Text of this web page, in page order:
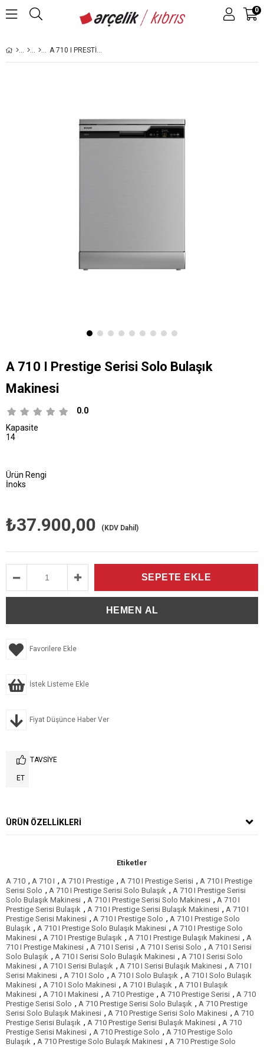
0
A 710 I PRESTIGE SERISI SOLO BULAŞIK MAKINESI
A 710 I Prestige Serisi Solo Bulaşık
Makinesi
0.0
Kapasite
14
Ürün Rengi
İnoks
₺37.900,00 (KDV Dahil)
Favorilere Ekle
İstek Listeme Ekle
Fiyat Düşünce Haber Ver
TAVSIYE
ET
ÜRÜN ÖZELLIKLERI
Etiketler
A 710 , A 710 I , A 710 I Prestige , A 710 I Prestige Serisi , A 710 I Prestige
Serisi Solo , A 710 I Prestige Serisi Solo Bulaşık , A 710 I Prestige Serisi
Solo Bulaşık Makinesi , A 710 I Prestige Serisi Solo Makinesi , A 710 I
Prestige Serisi Bulaşık , A 710 I Prestige Serisi Bulaşık Makinesi , A 710 I
Prestige Serisi Makinesi , A 710 I Prestige Solo , A 710 I Prestige Solo
Bulaşık , A 710 I Prestige Solo Bulaşık Makinesi , A 710 I Prestige Solo
Makinesi , A 710 I Prestige Bulaşık , A 710 I Prestige Bulaşık Makinesi , A
710 I Prestige Makinesi , A 710 I Serisi , A 710 I Serisi Solo , A 710 I Serisi
Solo Bulaşık , A 710 I Serisi Solo Bulaşık Makinesi , A 710 I Serisi Solo
Makinesi , A 710 I Serisi Bulaşık , A 710 I Serisi Bulaşık Makinesi , A 710 I
Serisi Makinesi , A 710 I Solo , A 710 I Solo Bulaşık , A 710 I Solo Bulaşık
Makinesi , A 710 I Solo Makinesi , A 710 I Bulaşık , A 710 I Bulaşık
Makinesi , A 710 I Makinesi , A 710 Prestige , A 710 Prestige Serisi , A 710
Prestige Serisi Solo , A 710 Prestige Serisi Solo Bulaşık , A 710 Prestige
Serisi Solo Bulaşık Makinesi , A 710 Prestige Serisi Solo Makinesi , A 710
Prestige Serisi Bulaşık , A 710 Prestige Serisi Bulaşık Makinesi , A 710
Prestige Serisi Makinesi , A 710 Prestige Solo , A 710 Prestige Solo
Bulaşık , A 710 Prestige Solo Bulaşık Makinesi , A 710 Prestige Solo